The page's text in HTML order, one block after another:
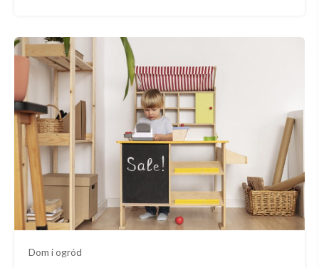
ochrony
interesów
firmy
Dom i ogród